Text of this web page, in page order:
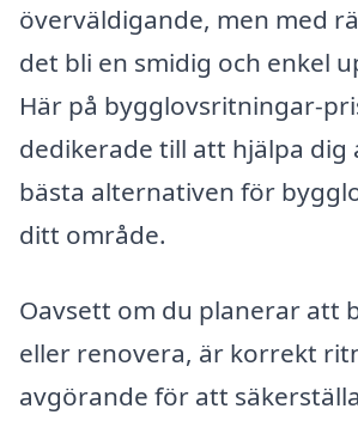
överväldigande, men med
det bli en smidig och enkel
Här på bygglovsritningar-
dedikerade till att hjälpa dig
bästa alternativen för
ditt område.
Oavsett om du planerar att
eller renovera, är korrekt
avgörande för att